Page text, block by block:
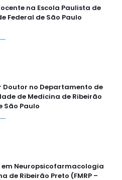
na Escola Paulista de
Federal de São Paulo
Doutor no Departamento de
de Medicina de Ribeirão
São Paulo
Neuropsicofarmacologia
de Ribeirão Preto (FMRP –